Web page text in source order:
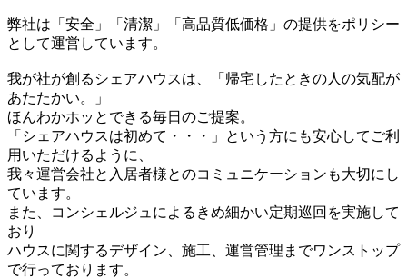
弊社は「安全」「清潔」「高品質低価格」の提供をポリシー
として運営しています。
我が社が創るシェアハウスは、「帰宅したときの人の気配が
あたたかい。」
ほんわかホッとできる毎日のご提案。
「シェアハウスは初めて・・・」という方にも安心してご利
用いただけるように、
我々運営会社と入居者様とのコミュニケーションも大切にし
ています。
また、コンシェルジュによるきめ細かい定期巡回を実施して
おり
ハウスに関するデザイン、施工、運営管理までワンストップ
で行っております。